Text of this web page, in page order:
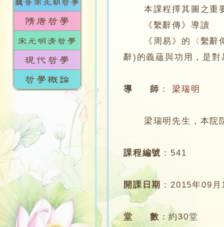
本課程擇其圖之重
《繫辭傳》導讀
《周易》的〈繫辭傳
辭)的義蘊與功用，是
導 師 ： 梁瑞明
梁瑞明先生，本院
課程編號 ： 541
開課日期 ：2015年09月
堂 數 ：約30堂